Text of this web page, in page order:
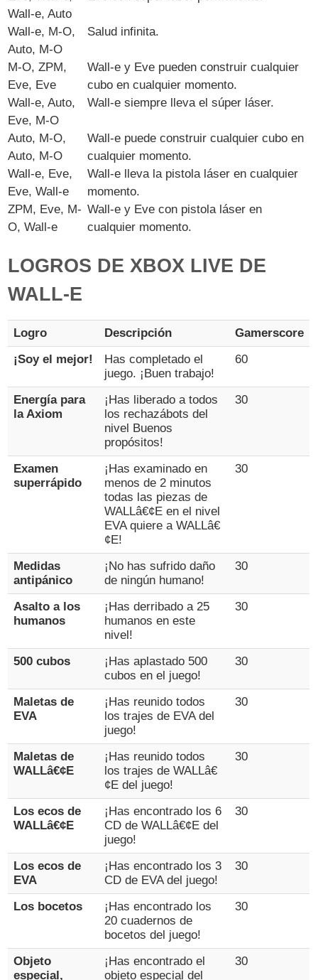
Wall-e, Auto
Wall-e, M-O,
Auto, M-O
Salud infinita.
M-O, ZPM,
Eve, Eve
Wall-e y Eve pueden construir cualquier
cubo en cualquier momento.
Wall-e, Auto,
Eve, M-O
Wall-e siempre lleva el súper láser.
Auto, M-O,
Auto, M-O
Wall-e puede construir cualquier cubo en
cualquier momento.
Wall-e, Eve,
Eve, Wall-e
Wall-e lleva la pistola láser en cualquier
momento.
ZPM, Eve, M-
O, Wall-e
Wall-e y Eve con pistola láser en
cualquier momento.
LOGROS DE XBOX LIVE DE
WALL-E
Logro Descripción
Gamerscore
¡Soy el mejor!
Has completado el
juego. ¡Buen trabajo!
60
Energía para
la Axiom
¡Has liberado a todos
los rechazábots del
nivel Buenos
propósitos!
30
Examen
superrápido
¡Has examinado en
menos de 2 minutos
todas las piezas de
WALLâ€¢E en el nivel
EVA quiere a WALLâ€
¢E!
30
Medidas
antipánico
¡No has sufrido daño
de ningún humano!
30
Asalto a los
humanos
¡Has derribado a 25
humanos en este
nivel!
30
500 cubos
¡Has aplastado 500
cubos en el juego!
30
Maletas de
EVA
¡Has reunido todos
los trajes de EVA del
juego!
30
Maletas de
WALLâ€¢E
¡Has reunido todos
los trajes de WALLâ€
¢E del juego!
30
Los ecos de
WALLâ€¢E
¡Has encontrado los 6
CD de WALLâ€¢E del
juego!
30
Los ecos de
EVA
¡Has encontrado los 3
CD de EVA del juego!
30
Los bocetos
¡Has encontrado los
20 cuadernos de
bocetos del juego!
30
Objeto
especial,
¡Has encontrado el
objeto especial del
30